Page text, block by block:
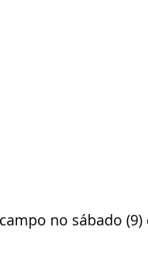
no sábado